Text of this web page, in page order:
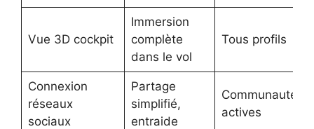
Vue 3D cockpit
Immersion
complète
dans le vol
Tous profils
Connexion
réseaux
sociaux
Partage
simplifié,
entraide
Communautés
actives